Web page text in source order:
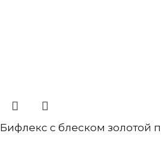
Бифлекс с блеском золотой